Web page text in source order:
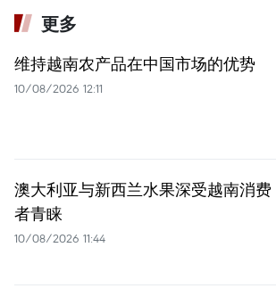
更多
维持越南农产品在中国市场的优势
10/08/2026 12:11
澳大利亚与新西兰水果深受越南消费
者青睐
10/08/2026 11:44